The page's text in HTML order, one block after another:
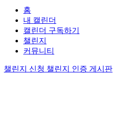
홈
내 캘린더
캘린더 구독하기
챌린지
커뮤니티
챌린지 신청 챌린지 인증 게시판